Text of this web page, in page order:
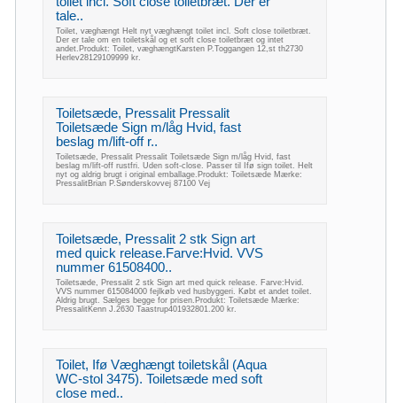
tale..
Toilet, væghængt Helt nyt væghængt toilet incl. Soft close toiletbræt.
Der er tale om en toiletskål og et soft close toiletbræt og intet
andet.Produkt: Toilet, væghængtKarsten P.Toggangen 12,st th2730
Herlev28129109999 kr.
Toiletsæde, Pressalit Pressalit
Toiletsæde Sign m/låg Hvid, fast
beslag m/lift-off r..
Toiletsæde, Pressalit Pressalit Toiletsæde Sign m/låg Hvid, fast
beslag m/lift-off rustfri. Uden soft-close. Passer til Ifø sign toilet. Helt
nyt og aldrig brugt i original emballage.Produkt: Toiletsæde Mærke:
PressalitBrian P.Sønderskovvej 87100 Vej
Toiletsæde, Pressalit 2 stk Sign art
med quick release.Farve:Hvid. VVS
nummer 61508400..
Toiletsæde, Pressalit 2 stk Sign art med quick release. Farve:Hvid.
VVS nummer 615084000 fejlkøb ved husbyggeri. Købt et andet toilet.
Aldrig brugt. Sælges begge for prisen.Produkt: Toiletsæde Mærke:
PressalitKenn J.2630 Taastrup401932801.200 kr.
Toilet, Ifø Væghængt toiletskål (Aqua
WC-stol 3475). Toiletsæde med soft
close med..